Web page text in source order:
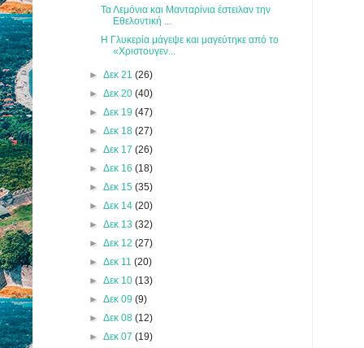
Τα Λεμόνια και Μανταρίνια έστειλαν την
Εθελοντική ...
Η Γλυκερία μάγεψε και μαγεύτηκε από το
«Χριστουγεν...
► Δεκ 21 (26)
► Δεκ 20 (40)
► Δεκ 19 (47)
► Δεκ 18 (27)
► Δεκ 17 (26)
► Δεκ 16 (18)
► Δεκ 15 (35)
► Δεκ 14 (20)
► Δεκ 13 (32)
► Δεκ 12 (27)
► Δεκ 11 (20)
► Δεκ 10 (13)
► Δεκ 09 (9)
► Δεκ 08 (12)
► Δεκ 07 (19)